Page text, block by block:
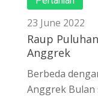
23 June 2022
Raup
Anggrek
Berbeda
Anggrek Bulan